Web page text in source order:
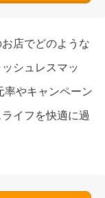
店でどのような
シュレスマッ
率やキャンペーン
イフを快適に過